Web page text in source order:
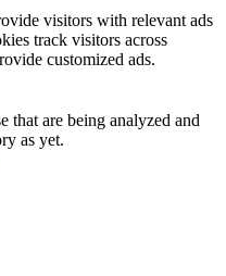
visitors with relevant ads
track visitors across
customized ads.
that are being analyzed and
as yet.